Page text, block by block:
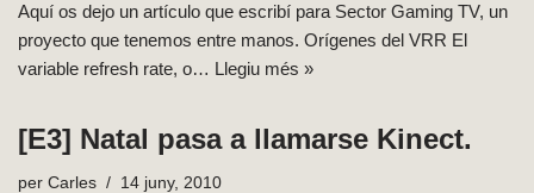
Aquí os dejo un artículo que escribí para Sector Gaming TV, un
proyecto que tenemos entre manos. Orígenes del VRR El
variable refresh rate, o… Llegiu més »
[E3] Natal pasa a llamarse Kinect.
per Carles 14 juny, 2010